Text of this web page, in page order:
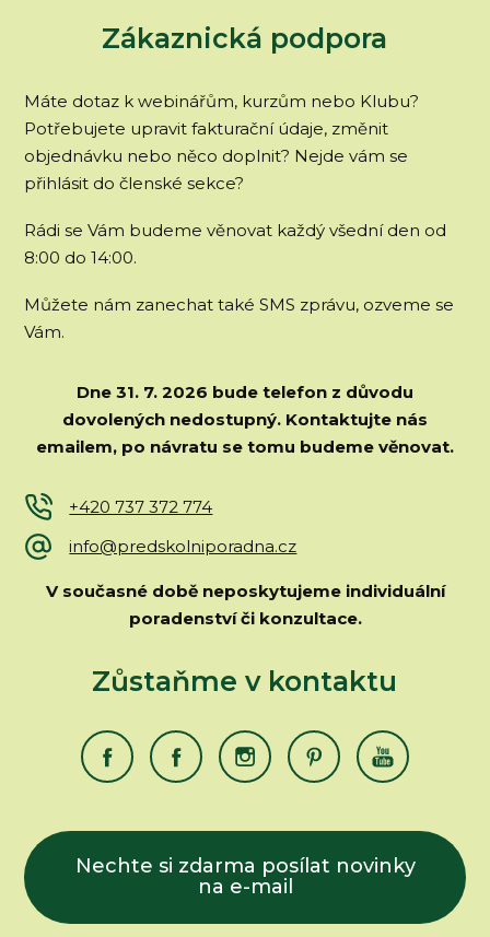
Zákaznická podpora
Máte dotaz k webinářům, kurzům nebo Klubu?
Potřebujete upravit fakturační údaje, změnit
objednávku nebo něco doplnit? Nejde vám se
přihlásit do členské sekce?
Rádi se Vám budeme věnovat každý všední den od
8:00 do 14:00.
Můžete nám zanechat také SMS zprávu, ozveme se
Vám.
Dne 31. 7. 2026 bude telefon z důvodu
dovolených nedostupný. Kontaktujte nás
emailem, po návratu se tomu budeme věnovat.
+420 737 372 774
info@predskolniporadna.cz
V současné době neposkytujeme individuální
poradenství či konzultace.
Zůstaňme v kontaktu
Nechte si zdarma posílat novinky
na e-mail